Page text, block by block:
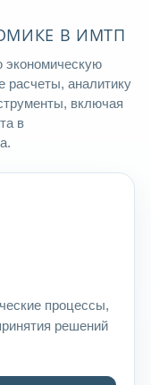
В ИМТП
экономическую
расчеты, аналитику
включая
в
процессы,
решений